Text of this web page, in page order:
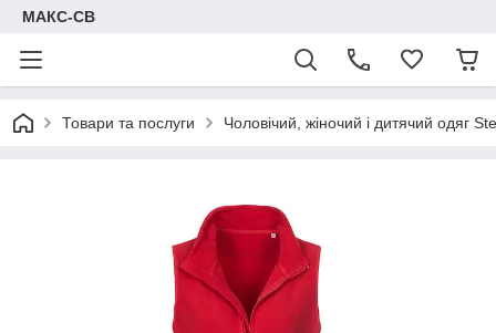
МАКС-СВ
Товари та послуги Чоловічий, жіночий і дитячий одяг